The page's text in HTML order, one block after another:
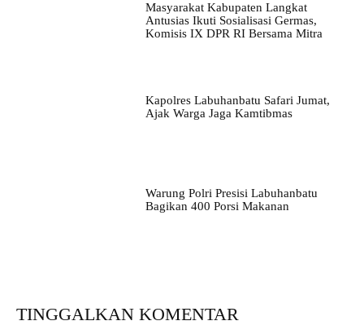
Masyarakat Kabupaten Langkat
Antusias Ikuti Sosialisasi Germas,
Komisis IX DPR RI Bersama Mitra
Kapolres Labuhanbatu Safari Jumat,
Ajak Warga Jaga Kamtibmas
Warung Polri Presisi Labuhanbatu
Bagikan 400 Porsi Makanan
TINGGALKAN KOMENTAR